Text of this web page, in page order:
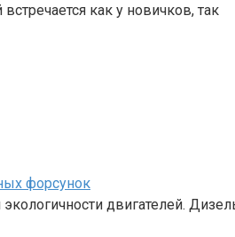
как у новичков, так
форсунок
двигателей.